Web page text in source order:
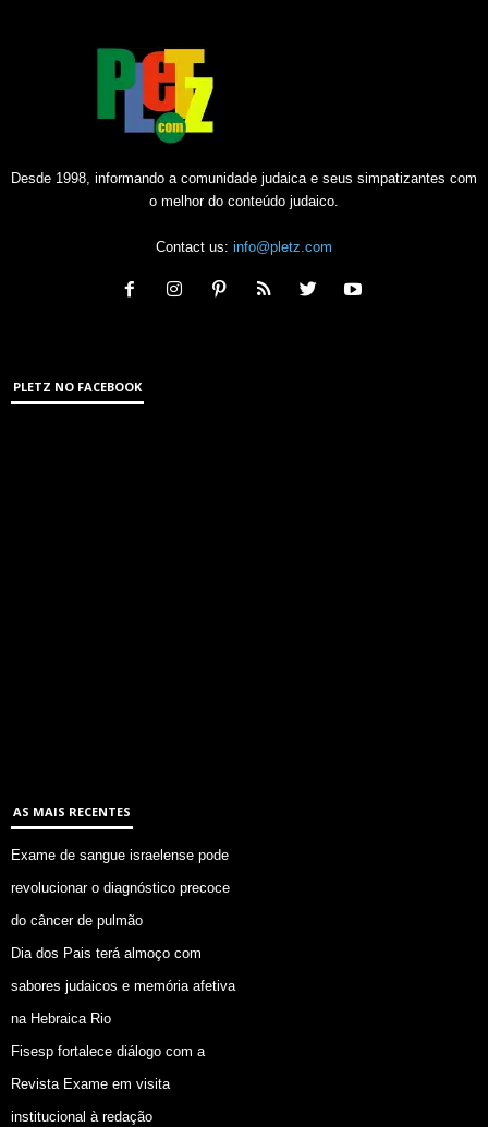
Desde 1998, informando a comunidade judaica e seus simpatizantes com
o melhor do conteúdo judaico.
Contact us: info@pletz.com
PLETZ NO FACEBOOK
AS MAIS RECENTES
Exame de sangue israelense pode
revolucionar o diagnóstico precoce
do câncer de pulmão
Dia dos Pais terá almoço com
sabores judaicos e memória afetiva
na Hebraica Rio
Fisesp fortalece diálogo com a
Revista Exame em visita
institucional à redação